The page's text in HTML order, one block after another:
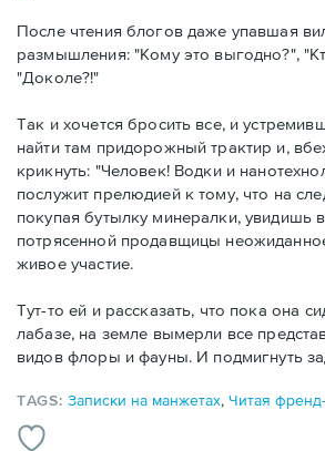
После чтения блогов даже упавшая
размышления: "Кому это выгодно?",
"Доколе?!"
Так и хочется бросить все, и
найти там придорожный трактир и,
крикнуть: "Человек! Водки и
послужит прелюдией к тому, что на
покупая бутылку минералки, увидишь
потрясенной продавщицы
живое участие.
Тут-то ей и рассказать, что пока она
лабазе, на земле вымерли все
видов флоры и фауны. И подмигнуть
TAGS:Записки на манжетах,Читая